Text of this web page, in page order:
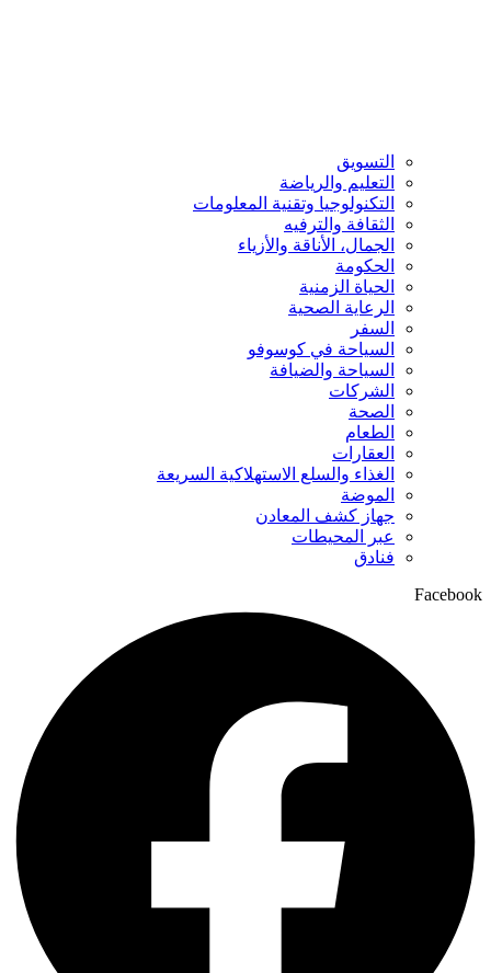
التسويق
التعليم والرياضة
التكنولوجيا وتقنية المعلومات
الثقافة والترفيه
الجمال، الأناقة والأزياء
الحكومة
الحياة الزمنية
الرعاية الصحية
السفر
السياحة في كوسوفو
السياحة والضيافة
الشركات
الصحة
الطعام
العقارات
الغذاء والسلع الاستهلاكية السريعة
الموضة
جهاز كشف المعادن
عبر المحيطات
فنادق
Facebook